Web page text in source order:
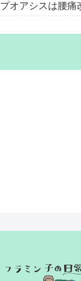
プオアシスは腰痛